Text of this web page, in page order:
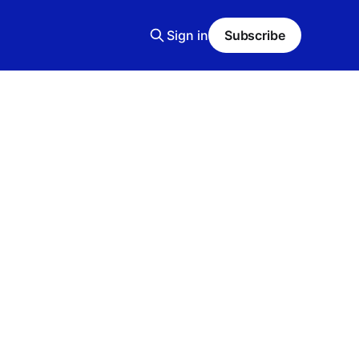
Sign in Subscribe